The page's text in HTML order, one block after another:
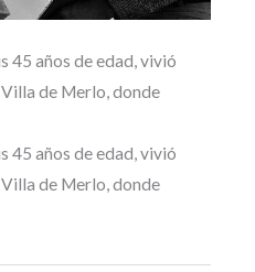
45 años de edad, vivió
de Merlo, donde
45 años de edad, vivió
de Merlo, donde